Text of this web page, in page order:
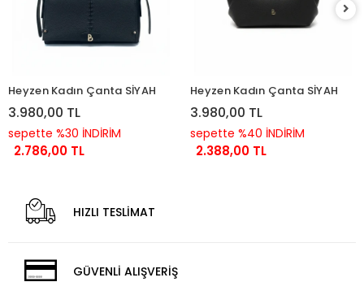
Heyzen Kadın Çanta SİYAH
3.980,00 TL
sepette %30 İNDİRİM
2.786,00 TL
Heyzen Kadın Çanta SİYAH
3.980,00 TL
sepette %40 İNDİRİM
2.388,00 TL
HIZLI TESLİMAT
GÜVENLİ ALIŞVERİŞ